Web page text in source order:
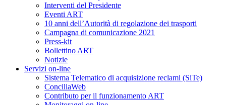
Interventi del Presidente
Eventi ART
10 anni dell’Autorità di regolazione dei trasporti
Campagna di comunicazione 2021
Press-kit
Bollettino ART
Notizie
Servizi on-line
Sistema Telematico di acquisizione reclami (SiTe)
ConciliaWeb
Contributo per il funzionamento ART